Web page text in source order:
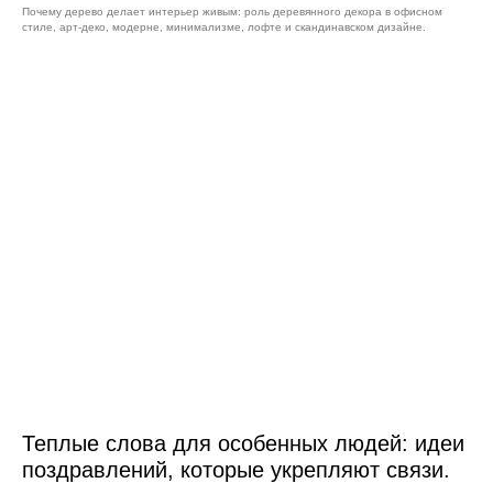
Почему дерево делает интерьер живым: роль деревянного декора в офисном
стиле, арт-деко, модерне, минимализме, лофте и скандинавском дизайне.
Теплые слова для особенных людей: идеи
поздравлений, которые укрепляют связи.